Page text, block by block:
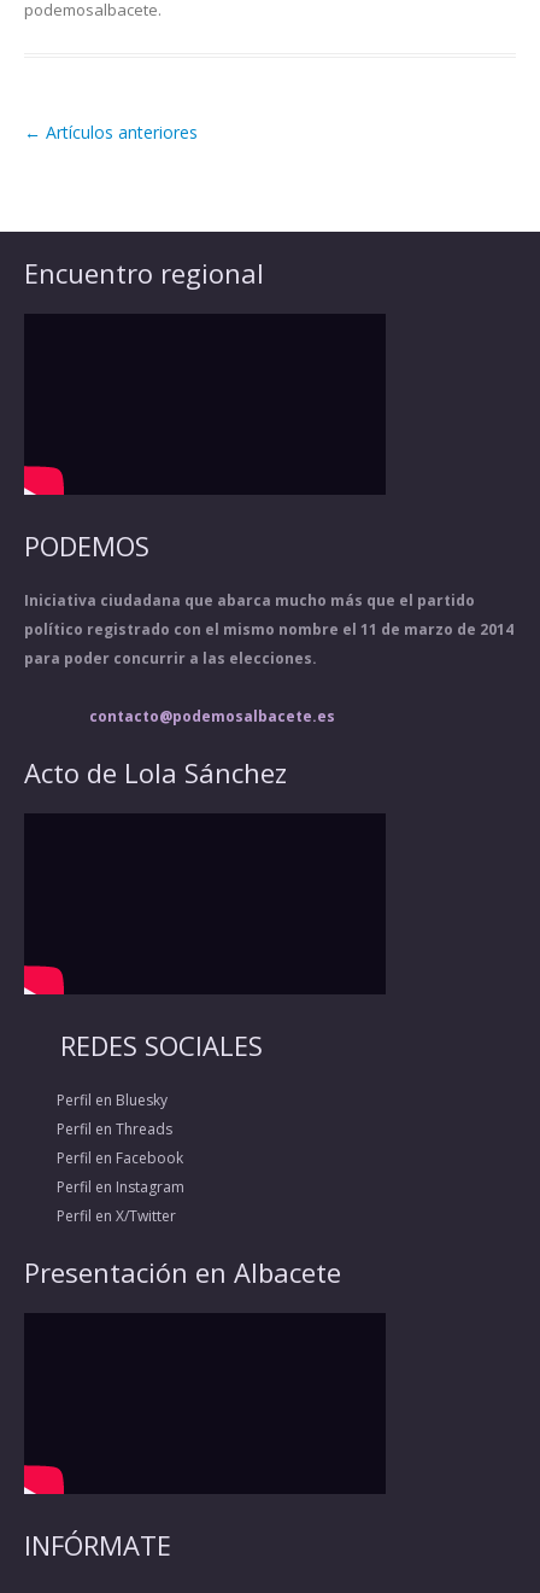
podemosalbacete.
Navegación de artículos
← Artículos anteriores
Encuentro regional
PODEMOS
Iniciativa ciudadana que abarca mucho más que el partido
político registrado con el mismo nombre el 11 de marzo de 2014
para poder concurrir a las elecciones.
contacto@podemosalbacete.es
Acto de Lola Sánchez
REDES SOCIALES
Perfil en Bluesky
Perfil en Threads
Perfil en Facebook
Perfil en Instagram
Perfil en X/Twitter
Presentación en Albacete
INFÓRMATE